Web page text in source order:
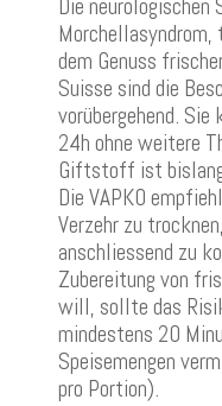
Die
dem Genuss
Suisse sind die
vorübergehend. Sie
24h ohne weitere
Giftstoff ist
Die VAPKO
Verzehr zu
anschliessend zu
Zubereitung von
will, sollte das
mindestens 20
Speisemengen
pro Portion).